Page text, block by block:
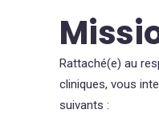
Rattaché(e) au
cliniques, vous
suivants :